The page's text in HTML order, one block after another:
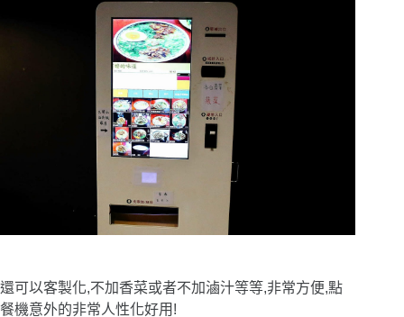
還可以客製化,不加香菜或者不加滷汁等等,非常方便,點
餐機意外的非常人性化好用!